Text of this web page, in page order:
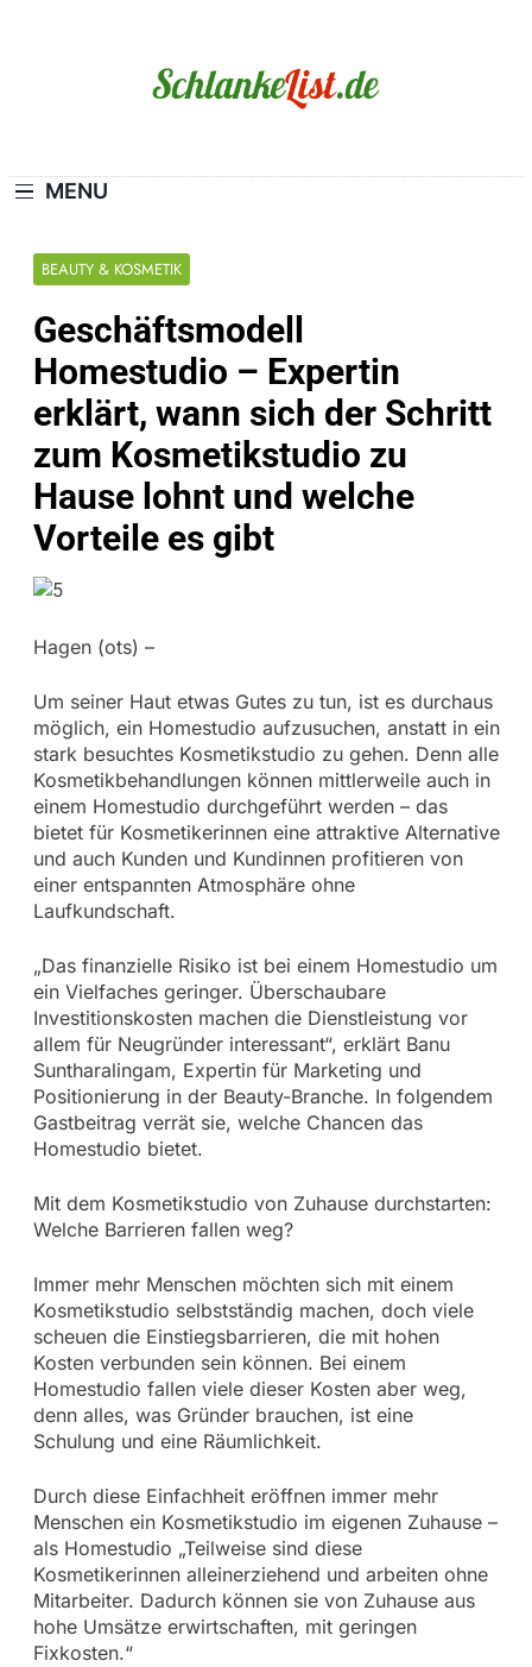
MENU
BEAUTY & KOSMETIK
Geschäftsmodell
Homestudio – Expertin
erklärt, wann sich der Schritt
zum Kosmetikstudio zu
Hause lohnt und welche
Vorteile es gibt
Hagen (ots) –
Um seiner Haut etwas Gutes zu tun, ist es durchaus
möglich, ein Homestudio aufzusuchen, anstatt in ein
stark besuchtes Kosmetikstudio zu gehen. Denn alle
Kosmetikbehandlungen können mittlerweile auch in
einem Homestudio durchgeführt werden – das
bietet für Kosmetikerinnen eine attraktive Alternative
und auch Kunden und Kundinnen profitieren von
einer entspannten Atmosphäre ohne
Laufkundschaft.
„Das finanzielle Risiko ist bei einem Homestudio um
ein Vielfaches geringer. Überschaubare
Investitionskosten machen die Dienstleistung vor
allem für Neugründer interessant“, erklärt Banu
Suntharalingam, Expertin für Marketing und
Positionierung in der Beauty-Branche. In folgendem
Gastbeitrag verrät sie, welche Chancen das
Homestudio bietet.
Mit dem Kosmetikstudio von Zuhause durchstarten:
Welche Barrieren fallen weg?
Immer mehr Menschen möchten sich mit einem
Kosmetikstudio selbstständig machen, doch viele
scheuen die Einstiegsbarrieren, die mit hohen
Kosten verbunden sein können. Bei einem
Homestudio fallen viele dieser Kosten aber weg,
denn alles, was Gründer brauchen, ist eine
Schulung und eine Räumlichkeit.
Durch diese Einfachheit eröffnen immer mehr
Menschen ein Kosmetikstudio im eigenen Zuhause –
als Homestudio „Teilweise sind diese
Kosmetikerinnen alleinerziehend und arbeiten ohne
Mitarbeiter. Dadurch können sie von Zuhause aus
hohe Umsätze erwirtschaften, mit geringen
Fixkosten.“